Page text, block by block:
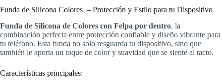
Funda de Silicona Colores – Protección y Estilo para tu Dispositivo
Funda de Silicona de Colores con Felpa por dentro, la
combinación perfecta entre protección confiable y diseño vibrante para
tu teléfono. Esta funda no solo resguarda tu dispositivo, sino que
también le aporta un toque de color y suavidad que se siente al tacto.
Características principales: